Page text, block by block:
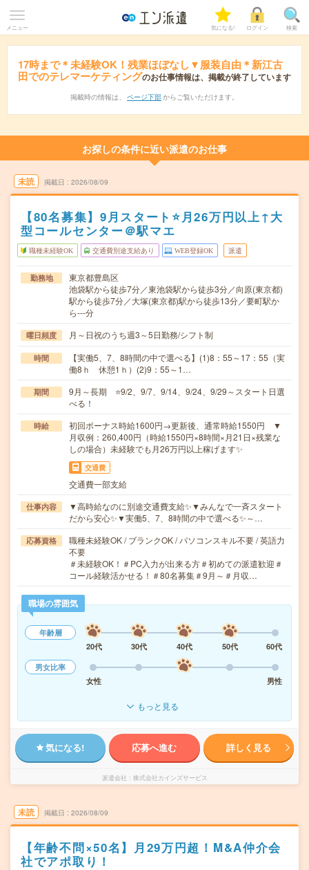
メニュー 気になる! ログイン 検索
17時まで＊未経験OK！残業ほぼなし▼服装自由＊新江古
田でのテレマーケティングのお仕事情報は、掲載が終了しています
掲載時の情報は、 ページ下部 からご覧いただけます。
お探しの条件に近い派遣のお仕事
未読 掲載日 2026/08/09
【80名募集】9月スタート⭐月26万円以上↑大
型コールセンター＠駅マエ
職種未経験OK 交通費別途支給あり WEB登録OK 派遣
勤務地
東京都豊島区
池袋駅から徒歩7分／東池袋駅から徒歩3分／向原(東京都)
駅から徒歩7分／大塚(東京都)駅から徒歩13分／要町駅か
ら---分
曜日頻度 月～日祝のうち週3～5日勤務/シフト制
時間
【実働5、7、8時間の中で選べる】(1)8：55～17：55（実
働8ｈ 休憩1ｈ）(2)9：55～1…
期間
9月～長期 ⭐9/2、9/7、9/14、9/24、9/29～スタート日選
べる！
時給
初回ボーナス時給1600円→更新後、通常時給1550円 ▼
月収例：260,400円（時給1550円×8時間×月21日×残業な
しの場合）未経験でも月26万円以上稼げます✨
交通費
交通費一部支給
仕事内容
▼高時給なのに別途交通費支給✨▼みんなで一斉スタート
だから安心✨▼実働5、7、8時間の中で選べる✨～…
応募資格
職種未経験OK / ブランクOK / パソコンスキル不要 / 英語力
不要
＃未経験OK！＃PC入力が出来る方＃初めての派遣歓迎＃
コール経験活かせる！＃80名募集＃9月～＃月収…
職場の雰囲気
年齢層
20代
30代 40代 50代
60代
男女比率
女性
男性
もっと見る
気になる! 応募へ進む 詳しく見る
派遣会社 株式会社カインズサービス
未読 掲載日 2026/08/09
【年齢不問×50名】月29万円超！M&A仲介会
社でアポ取り！